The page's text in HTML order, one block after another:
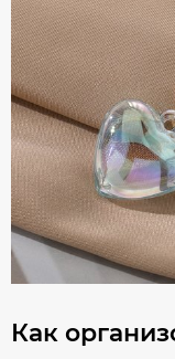
Как